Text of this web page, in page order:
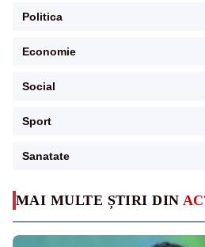
MAI MULTE ȘTIRI DIN
Politica
Economie
Social
Sport
Sanatate